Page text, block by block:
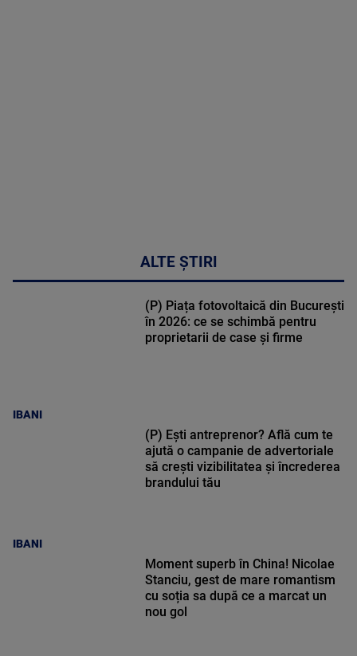
ALTE ȘTIRI
IBANI
(P) Piața fotovoltaică din București
în 2026: ce se schimbă pentru
proprietarii de case și firme
IBANI
(P) Ești antreprenor? Află cum te
ajută o campanie de advertoriale
să crești vizibilitatea și încrederea
brandului tău
Moment superb în China! Nicolae
Stanciu, gest de mare romantism
cu soția sa după ce a marcat un
nou gol